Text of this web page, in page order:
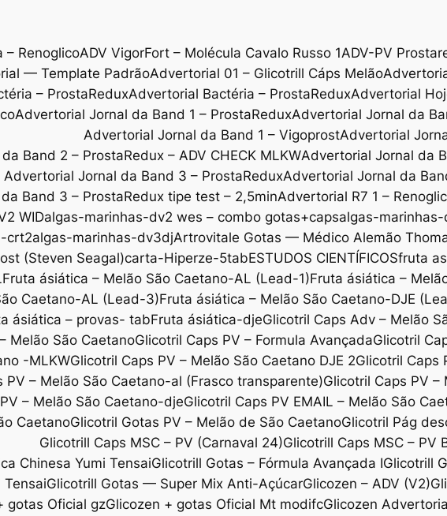
RenoglicoADV VigorFort – Molécula Cavalo Russo 1ADV-PV
— Template PadrãoAdvertorial 01 – Glicotrill Cáps Melão
– ProstaReduxAdvertorial Bactéria – ProstaReduxAdvertorial
Advertorial Jornal da Band 1 – ProstaReduxAdvertorial Jornal da
Advertorial Jornal da Band 1 – VigoprostAdvertorial
Band 2 – ProstaRedux – ADV CHECK MLKWAdvertorial Jornal da
Advertorial Jornal da Band 3 – ProstaReduxAdvertorial Jornal da
Band 3 – ProstaRedux tipe test – 2,5minAdvertorial R7 1 –
WIDalgas-marinhas-dv2 wes – combo gotas+capsalgas-marinhas-
crt2algas-marinhas-dv3djArtrovitale Gotas — Médico Alemão
(Steven Seagal)carta-Hiperze-5tabESTUDOS CIENTÍFICOSfruta
Fruta ásiática – Melão São Caetano-AL (Lead-1)Fruta ásiática –
Caetano-AL (Lead-3)Fruta ásiática – Melão São Caetano-DJE
ásiática – provas- tabFruta ásiática-djeGlicotril Caps Adv – Melão
Melão São CaetanoGlicotril Caps PV – Formula AvançadaGlicotril
-MLKWGlicotril Caps PV – Melão São Caetano DJE 2Glicotril Caps
PV – Melão São Caetano-al (Frasco transparente)Glicotril Caps PV
– Melão São Caetano-djeGlicotril Caps PV EMAIL – Melão São
CaetanoGlicotril Gotas PV – Melão de São CaetanoGlicotril Pág
Glicotrill Caps MSC – PV (Carnaval 24)Glicotrill Caps MSC – PV
Chinesa Yumi TensaiGlicotrill Gotas – Fórmula Avançada IGlicotrill
Glicotrill Gotas — Super Mix Anti-AçúcarGlicozen – ADV (V2)
gotas Oficial gzGlicozen + gotas Oficial Mt modifcGlicozen